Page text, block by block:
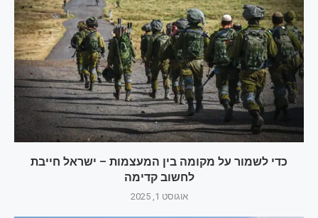
כדי לשמור על מקומה בין המעצמות – ישראל חייבת
לחשוב קדימה
אוגוסט 1, 2025